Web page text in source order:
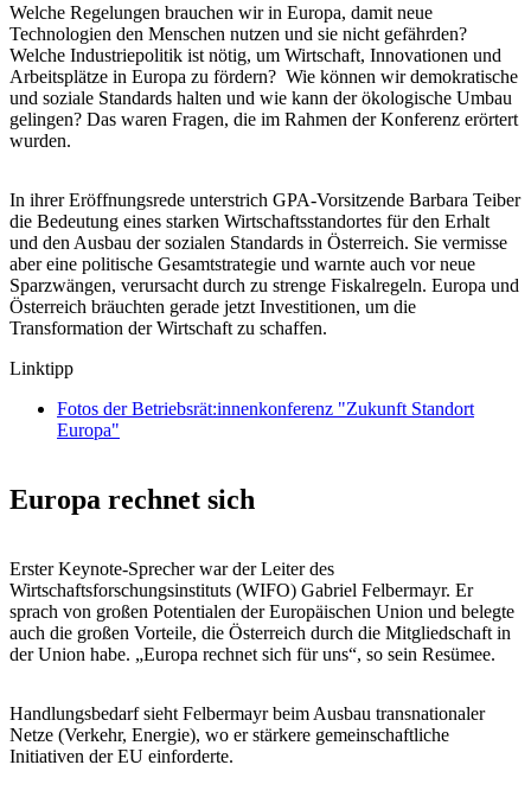
Welche Regelungen brauchen wir in Europa, damit neue
Technologien den Menschen nutzen und sie nicht gefährden?
Welche Industriepolitik ist nötig, um Wirtschaft, Innovationen und
Arbeitsplätze in Europa zu fördern? Wie können wir demokratische
und soziale Standards halten und wie kann der ökologische Umbau
gelingen? Das waren Fragen, die im Rahmen der Konferenz erörtert
wurden.
In ihrer Eröffnungsrede unterstrich GPA-Vorsitzende Barbara Teiber
die Bedeutung eines starken Wirtschaftsstandortes für den Erhalt
und den Ausbau der sozialen Standards in Österreich. Sie vermisse
aber eine politische Gesamtstrategie und warnte auch vor neue
Sparzwängen, verursacht durch zu strenge Fiskalregeln. Europa und
Österreich bräuchten gerade jetzt Investitionen, um die
Transformation der Wirtschaft zu schaffen.
Linktipp
Fotos der Betriebsrät:innenkonferenz "Zukunft Standort
Europa"
Europa rechnet sich
Erster Keynote-Sprecher war der Leiter des
Wirtschaftsforschungsinstituts (WIFO) Gabriel Felbermayr. Er
sprach von großen Potentialen der Europäischen Union und belegte
auch die großen Vorteile, die Österreich durch die Mitgliedschaft in
der Union habe. „Europa rechnet sich für uns“, so sein Resümee.
Handlungsbedarf sieht Felbermayr beim Ausbau transnationaler
Netze (Verkehr, Energie), wo er stärkere gemeinschaftliche
Initiativen der EU einforderte.